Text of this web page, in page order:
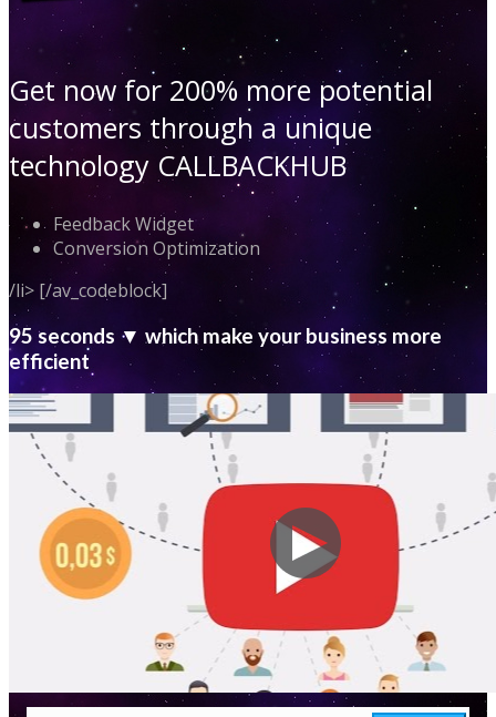
Get now for 200% more potential
customers through a unique
technology CALLBACKHUB
Feedback Widget
Conversion Optimization
/li> [/av_codeblock]
95 seconds ▼ which make your business more
efficient